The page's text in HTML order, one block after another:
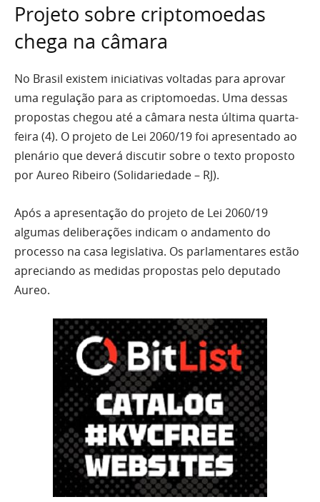
Projeto sobre criptomoedas
chega na câmara
No Brasil existem iniciativas voltadas para aprovar
uma regulação para as criptomoedas. Uma dessas
propostas chegou até a câmara nesta última quarta-
feira (4). O projeto de Lei 2060/19 foi apresentado ao
plenário que deverá discutir sobre o texto proposto
por Aureo Ribeiro (Solidariedade – RJ).
Após a apresentação do projeto de Lei 2060/19
algumas deliberações indicam o andamento do
processo na casa legislativa. Os parlamentares estão
apreciando as medidas propostas pelo deputado
Aureo.